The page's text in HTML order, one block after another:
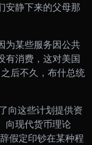
安静下来的父母那
为某些服务因公共
有消费，这对美国
后不久，布什总统
向这些计划提供资
向现代货币理论
假定印钞在某种程